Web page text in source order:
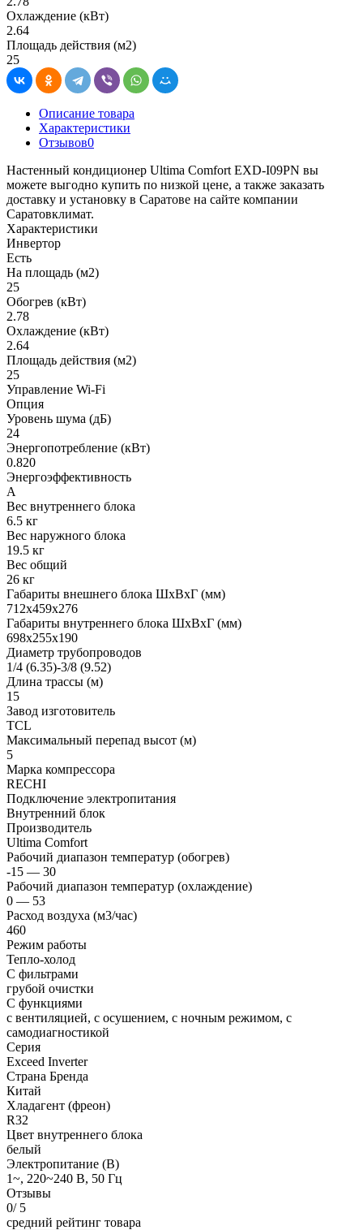
Охлаждение (кВт)
2.64
Площадь действия (м2)
25
Описание товара
Характеристики
Отзывов0
Настенный кондиционер Ultima Comfort EXD-I09PN вы
можете выгодно купить по низкой цене, а также заказать
доставку и установку в Саратове на сайте компании
Саратовклимат.
Характеристики
Инвертор
Есть
На площадь (м2)
25
Обогрев (кВт)
2.78
Охлаждение (кВт)
2.64
Площадь действия (м2)
25
Управление Wi-Fi
Опция
Уровень шума (дБ)
24
Энергопотребление (кВт)
0.820
Энергоэффективность
A
Вес внутреннего блока
6.5 кг
Вес наружного блока
19.5 кг
Вес общий
26 кг
Габариты внешнего блока ШхВхГ (мм)
712х459х276
Габариты внутреннего блока ШхВхГ (мм)
698х255х190
Диаметр трубопроводов
1/4 (6.35)-3/8 (9.52)
Длина трассы (м)
15
Завод изготовитель
TCL
Максимальный перепад высот (м)
5
Марка компрессора
RECHI
Подключение электропитания
Внутренний блок
Производитель
Ultima Comfort
Рабочий диапазон температур (обогрев)
-15 — 30
Рабочий диапазон температур (охлаждение)
0 — 53
Расход воздуха (м3/час)
460
Режим работы
Тепло-холод
С фильтрами
грубой очистки
С функциями
с вентиляцией, с осушением, с ночным режимом, с
самодиагностикой
Серия
Exceed Inverter
Страна Бренда
Китай
Хладагент (фреон)
R32
Цвет внутреннего блока
белый
Электропитание (В)
1~, 220~240 В, 50 Гц
Отзывы
0/ 5
средний рейтинг товара